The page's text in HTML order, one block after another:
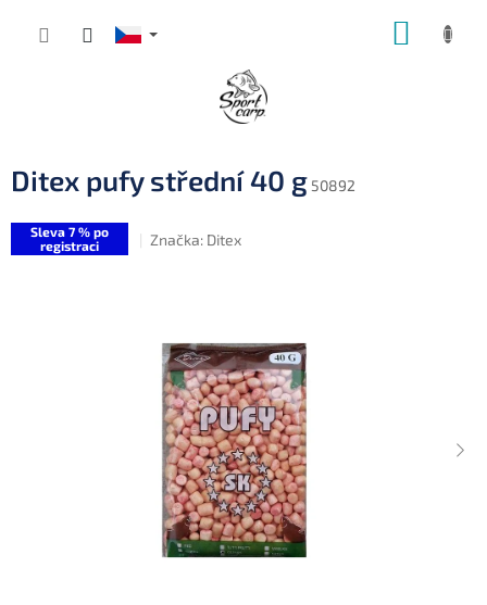
Ditex pufy střední 40 g 50892
Sleva 7 % po
registraci
Značka: Ditex